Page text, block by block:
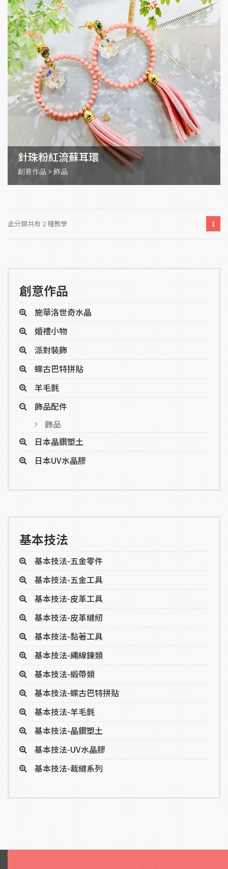
針珠粉紅流蘇耳環
創意作品 >飾品
此分類共有 2 種教學 1
創意作品
施華洛世奇水晶
婚禮小物
派對裝飾
蝶古巴特拼貼
羊毛氈
飾品配件
飾品
日本晶鑽塑土
日本UV水晶膠
基本技法
基本技法-五金零件
基本技法-五金工具
基本技法-皮革工具
基本技法-皮革縫紉
基本技法-黏著工具
基本技法-繩線鍊類
基本技法-緞帶類
基本技法-蝶古巴特拼貼
基本技法-羊毛氈
基本技法-晶鑽塑土
基本技法-UV水晶膠
基本技法-裁縫系列